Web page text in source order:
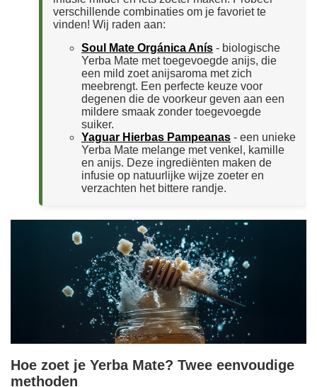
verschillende combinaties om je favoriet te
vinden! Wij raden aan:
Soul Mate Orgánica Anís - biologische
Yerba Mate met toegevoegde anijs, die
een mild zoet anijsaroma met zich
meebrengt. Een perfecte keuze voor
degenen die de voorkeur geven aan een
mildere smaak zonder toegevoegde
suiker.
Yaguar Hierbas Pampeanas - een unieke
Yerba Mate melange met venkel, kamille
en anijs. Deze ingrediënten maken de
infusie op natuurlijke wijze zoeter en
verzachten het bittere randje.
Hoe zoet je Yerba Mate? Twee eenvoudige
methoden